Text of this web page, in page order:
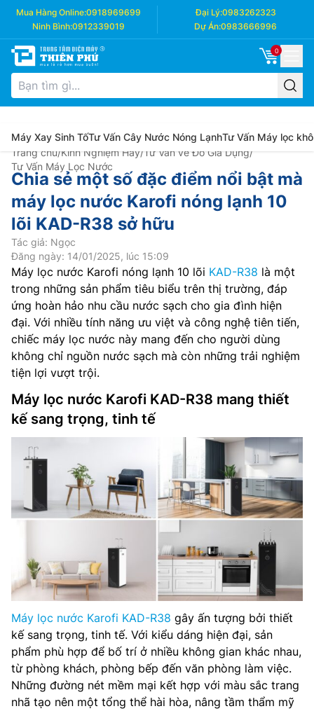
Mua Hàng Online:0918969699 Đại Lý:0983262323
Ninh Bình:0912339019 Dự Án:0983666996
0
Máy Xay Sinh TốTư Vấn Cây Nước Nóng LạnhTư Vấn Máy lọc
Trang chủ/Kinh Nghiệm Hay/Tư Vấn về Đồ Gia Dụng/
Tư Vấn Máy Lọc Nước
Chia sẻ một số đặc điểm nổi bật mà
máy lọc nước Karofi nóng lạnh 10
lõi KAD-R38 sở hữu
Tác giả: Ngọc
Đăng ngày: 14/01/2025, lúc 15:09
Máy lọc nước Karofi nóng lạnh 10 lõi KAD-R38 là một
trong những sản phẩm tiêu biểu trên thị trường, đáp
ứng hoàn hảo nhu cầu nước sạch cho gia đình hiện
đại. Với nhiều tính năng ưu việt và công nghệ tiên tiến,
chiếc máy lọc nước này mang đến cho người dùng
không chỉ nguồn nước sạch mà còn những trải nghiệm
tiện lợi vượt trội.
Máy lọc nước Karofi KAD-R38 mang thiết
kế sang trọng, tinh tế
Máy lọc nước Karofi KAD-R38 gây ấn tượng bởi thiết
kế sang trọng, tinh tế. Với kiểu dáng hiện đại, sản
phẩm phù hợp để bố trí ở nhiều không gian khác nhau,
từ phòng khách, phòng bếp đến văn phòng làm việc.
Những đường nét mềm mại kết hợp với màu sắc trang
nhã tạo nên một tổng thể hài hòa, nâng tầm thẩm mỹ